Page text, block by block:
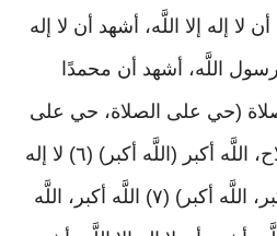
إله إلا اللَّه، أشهد أن لا إله
رسول اللَّه، أشهد أن محمدًا
(حي على الصلاة، حي على
الفلاح) (٥) حي على الفلاح، اللَّه أكبر (اللَّه أكبر) (٦) لا إله
إلا اللَّه، والإقامة: (اللَّه أكبر، اللَّه أكبر) (٧) اللَّه أكبر، اللَّه